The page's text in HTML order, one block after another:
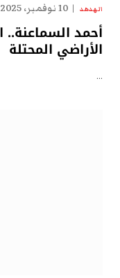
الهدهد 10 نوفمبر، 2025
أحمد
الأراضي المحتلة
…